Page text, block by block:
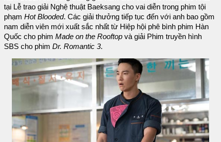
tại Lễ trao giải Nghệ thuật Baeksang cho vai diễn trong phim tội
phạm Hot Blooded. Các giải thưởng tiếp tục đến với anh bao gồm
nam diễn viên mới xuất sắc nhất từ Hiệp hội phê bình phim Hàn
Quốc cho phim Made on the Rooftop và giải Phim truyền hình
SBS cho phim Dr. Romantic 3.